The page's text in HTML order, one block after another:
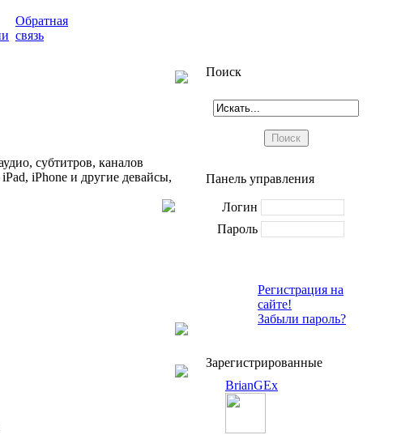
Обратная
связь
субтитров, каналов
iPhone и другие девайсы,
Поиск
Панель управления
Логин
Пароль
Регистрация на
сайте!
Забыли пароль?
Зарегистрированные
BrianGEx